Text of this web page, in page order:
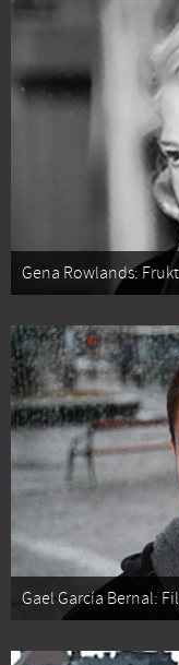
Gena Rowlands:
Gael García Bernal: